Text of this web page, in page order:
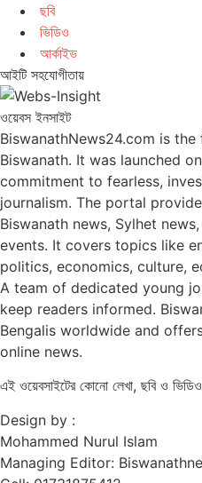
ছবি
ভিডিও
আর্কাইভ
আইটি সহযোগীতায়
ওয়েবস ইনসাইট
BiswanathNews24.com is
Biswanath. It was launched
commitment to fearless,
journalism. The portal
Biswanath news, Sylhet
events. It covers topics like
politics, economics, culture,
A team of dedicated young
keep readers informed.
Bengalis worldwide and
online news.
এই ওয়েবসাইটের কোনো লেখা, ছবি ও
Design by :
Mohammed Nurul Islam
Managing Editor: